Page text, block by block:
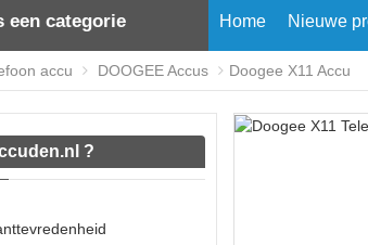
een categorie Home Nieuwe
accu DOOGEE Accus Doogee X11 Accu
?